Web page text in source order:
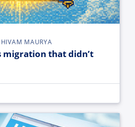
MAURYA
migration that didn’t
medical pre-authorization time by